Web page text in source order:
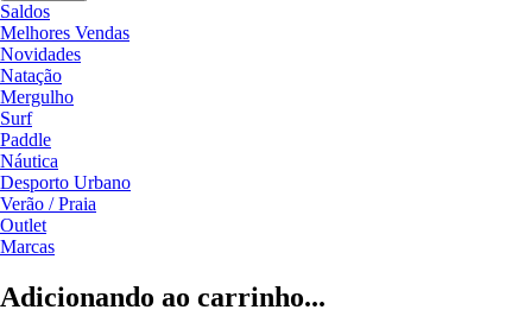
Saldos
Melhores Vendas
Novidades
Natação
Mergulho
Surf
Paddle
Náutica
Desporto Urbano
Verão / Praia
Outlet
Marcas
Adicionando ao carrinho...